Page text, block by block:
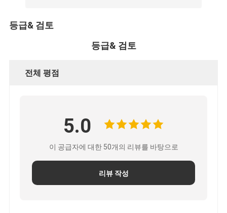
철도 운송
창고 서비스
등급& 검토
등급& 검토
전체 평점
5.0
이 공급자에 대한 50개의 리뷰를 바탕으로
리뷰 작성